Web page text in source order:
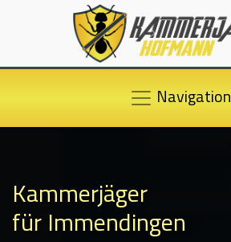
Navigation
Kammerjäger
für Immendingen